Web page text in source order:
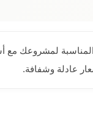
المناسبة
عادلة وشفافة.